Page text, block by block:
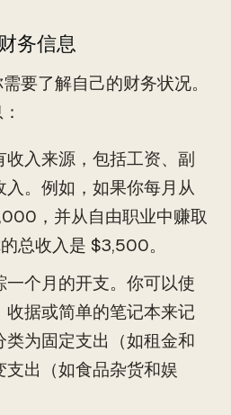
务信息
要了解自己的财务状况。
收入来源，包括工资、副
入。例如，如果你每月从
，并从自由职业中赚取
总收入是 $3,500。
一个月的开支。你可以使
收据或简单的笔记本来记
类为固定支出（如租金和
支出（如食品杂货和娱